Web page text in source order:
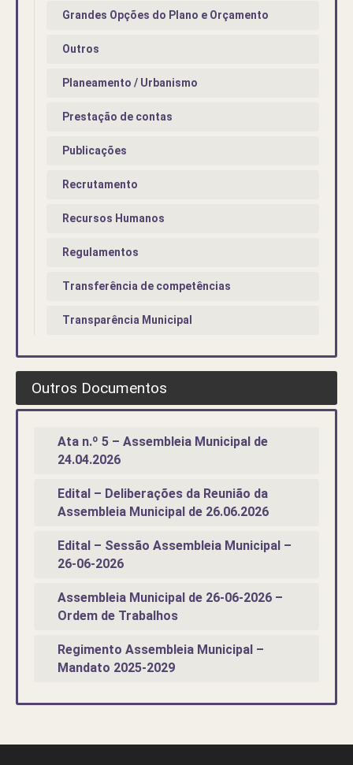
Grandes Opções do Plano e Orçamento
Outros
Planeamento / Urbanismo
Prestação de contas
Publicações
Recrutamento
Recursos Humanos
Regulamentos
Transferência de competências
Transparência Municipal
Outros Documentos
Ata n.º 5 – Assembleia Municipal de
24.04.2026
Edital – Deliberações da Reunião da
Assembleia Municipal de 26.06.2026
Edital – Sessão Assembleia Municipal –
26-06-2026
Assembleia Municipal de 26-06-2026 –
Ordem de Trabalhos
Regimento Assembleia Municipal –
Mandato 2025-2029